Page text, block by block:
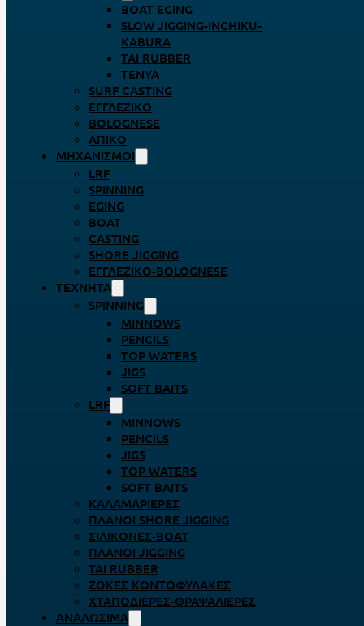
BOAT EGING
SLOW JIGGING-INCHIKU-
KABURA
TAI RUBBER
TENYA
SURF CASTING
ΕΓΓΛΈΖΙΚΟ
BOLOGNESE
ΑΠΊΚΟ
ΜΗΧΑΝΙΣΜΟΊ
LRF
SPINNING
EGING
BOAT
CASTING
SHORE JIGGING
ΕΓΓΛΈΖΙΚΟ-BOLOGNESE
ΤΕΧΝΗΤΆ
SPINNING
MINNOWS
PENCILS
TOP WATERS
JIGS
SOFT BAITS
LRF
MINNOWS
PENCILS
JIGS
TOP WATERS
SOFT BAITS
ΚΑΛΑΜΑΡΙΈΡΕΣ
ΠΛΆΝΟΙ SHORE JIGGING
ΣΙΛΙΚΌΝΕΣ-BOAT
ΠΛΆΝΟΙ JIGGING
TAI RUBBER
ΖΌΚΕΣ ΚΟΝΤΟΦΎΛΑΚΕΣ
ΧΤΑΠΟΔΙΈΡΕΣ-ΘΡΑΨΑΛΙΈΡΕΣ
ΑΝΑΛΏΣΙΜΑ